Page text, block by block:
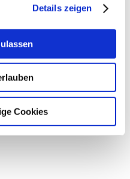
Details zeigen
Cookies